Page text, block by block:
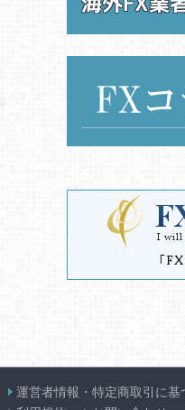
運営者情報・特定商取引に基